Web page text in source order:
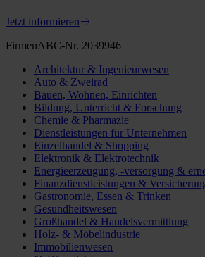
Jetzt informieren
FirmenABC-Nr. 2039946
Architektur & Ingenieurwesen
Auto & Zweirad
Bauen, Wohnen, Einrichten
Bildung, Unterricht & Forschung
Chemie & Pharmazie
Dienstleistungen für Unternehmen
Einzelhandel & Shopping
Elektronik & Elektrotechnik
Energieerzeugung, -versorgung &
Finanzdienstleistungen &
Gastronomie, Essen & Trinken
Gesundheitswesen
Großhandel & Handelsvermittlung
Holz- & Möbelindustrie
Immobilienwesen